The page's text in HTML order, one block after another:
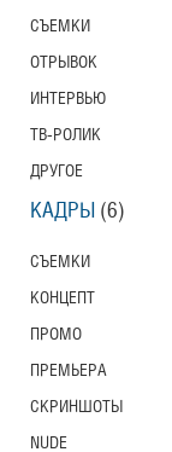
СЪЕМКИ
ОТРЫВОК
ИНТЕРВЬЮ
ТВ-РОЛИК
ДРУГОЕ
КАДРЫ (6)
СЪЕМКИ
КОНЦЕПТ
ПРОМО
ПРЕМЬЕРА
СКРИНШОТЫ
NUDE